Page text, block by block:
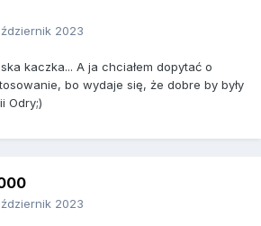
2023
kaczka... A ja chciałem dopytać o
bo wydaje się, że dobre by były
Odry;)
2023